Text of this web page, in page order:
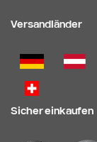
Versandländer
Sicher einkaufen